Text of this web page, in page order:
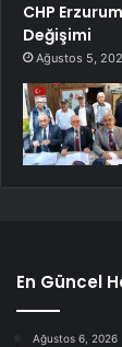
CHP
Değişimi
Ağustos 5,
En Güncel
Ağustos 6, 2026